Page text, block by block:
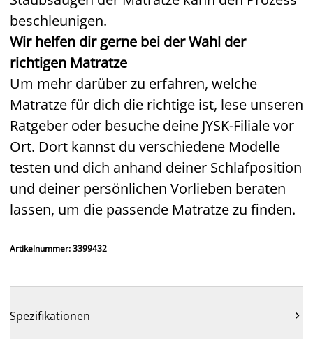
beschleunigen.
Wir helfen dir gerne bei der Wahl der
richtigen Matratze
Um mehr darüber zu erfahren, welche
Matratze für dich die richtige ist, lese unseren
Ratgeber oder besuche deine JYSK-Filiale vor
Ort. Dort kannst du verschiedene Modelle
testen und dich anhand deiner Schlafposition
und deiner persönlichen Vorlieben beraten
lassen, um die passende Matratze zu finden.
Artikelnummer: 3399432
Spezifikationen 